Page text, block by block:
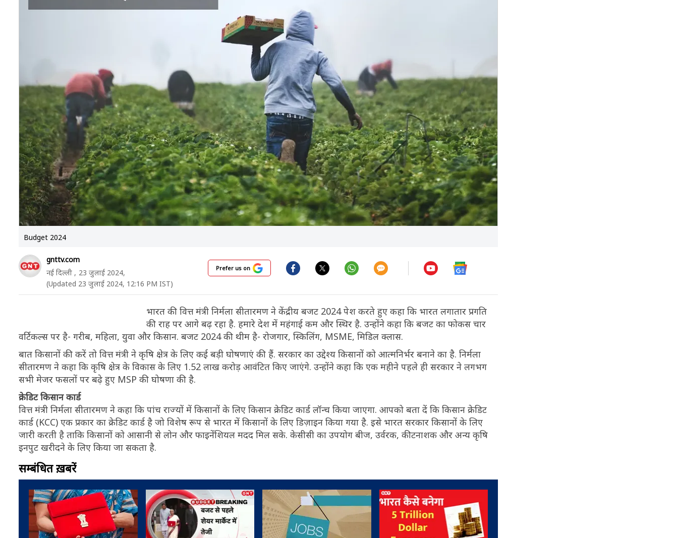
Budget 2024
gnttv.com
नई दिल्ली , 23 जुलाई 2024,
(Updated 23 जुलाई 2024, 12:16 PM IST)
Prefer us on
भारत की वित्त मंत्री निर्मला सीतारमण ने केंद्रीय बजट 2024 पेश करते हुए कहा कि भारत लगातार प्रगति
की राह पर आगे बढ़ रहा है. हमारे देश में महंगाई कम और स्थिर है. उन्होंने कहा कि बजट का फोकस चार
वर्टिकल्स पर है- गरीब, महिला, युवा और किसान. बजट 2024 की थीम है- रोजगार, स्किलिंग, MSME, मिडिल क्लास.
बात किसानों की करें तो वित्त मंत्री ने कृषि क्षेत्र के लिए कई बड़ी घोषणाएं की हैं. सरकार का उद्देश्य किसानों को आत्मनिर्भर बनाने का है. निर्मला
सीतारमण ने कहा कि कृषि क्षेत्र के विकास के लिए 1.52 लाख करोड़ आवंटित किए जाएंगे. उन्होंने कहा कि एक महीने पहले ही सरकार ने लगभग
सभी मेजर फसलों पर बढ़े हुए MSP की घोषणा की है.
क्रेडिट किसान कार्ड
वित्त मंत्री निर्मला सीतारमण ने कहा कि पांच राज्यों में किसानों के लिए किसान क्रेडिट कार्ड लॉन्च किया जाएगा. आपको बता दें कि किसान क्रेडिट
कार्ड (KCC) एक प्रकार का क्रेडिट कार्ड है जो विशेष रूप से भारत में किसानों के लिए डिज़ाइन किया गया है. इसे भारत सरकार किसानों के लिए
जारी करती है ताकि किसानों को आसानी से लोन और फाइनेंशियल मदद मिल सके. केसीसी का उपयोग बीज, उर्वरक, कीटनाशक और अन्य कृषि
इनपुट खरीदने के लिए किया जा सकता है.
सम्बंधित ख़बरें